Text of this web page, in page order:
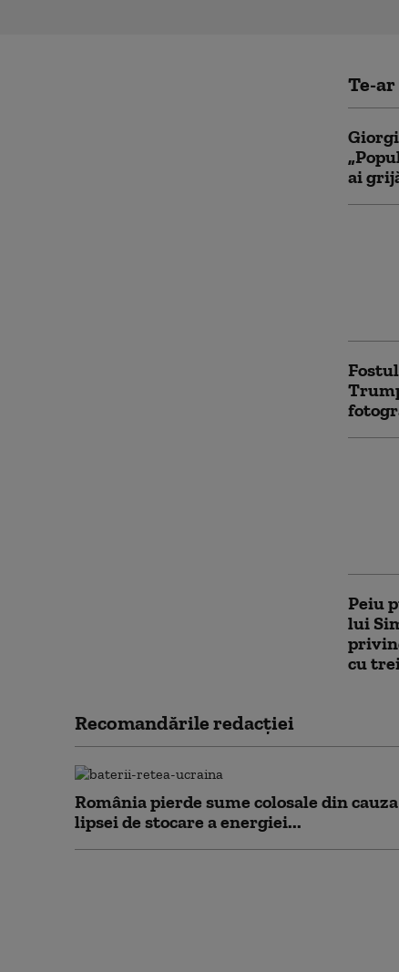
Te-
ai
Peiu
lui
cu
Recomandările redacţiei
România pierde sume colosale din cauza
lipsei de stocare a energiei...